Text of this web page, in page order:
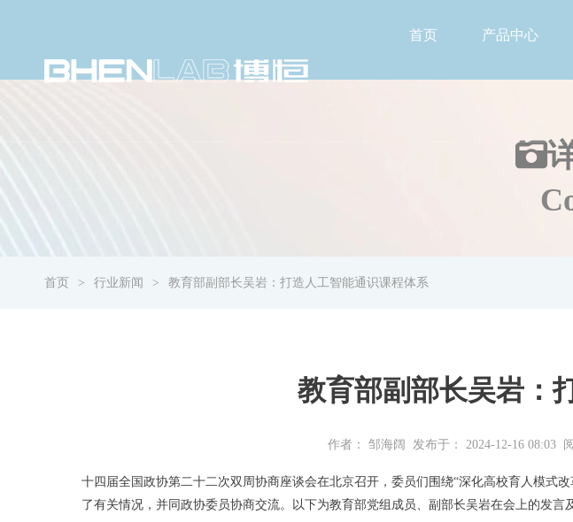
首页 产品中心
首页 行业新闻 教育部副部长吴岩：打造人工智能通识课程体系
教育部副部长吴岩：
作者： 邹海阔 发布于： 2024-12-16 08:03
十四届全国政协第二十二次双周协商座谈会在北京召开，委员们围绕“深化高校育人模式
了有关情况，并同政协委员协商交流。以下为教育部党组成员、副部长吴岩在会上的发